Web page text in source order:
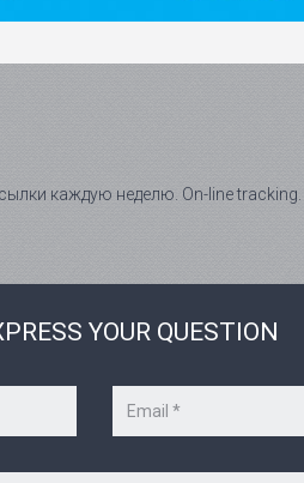
каждую неделю. On-line tracking.
YOUR QUESTION
mail